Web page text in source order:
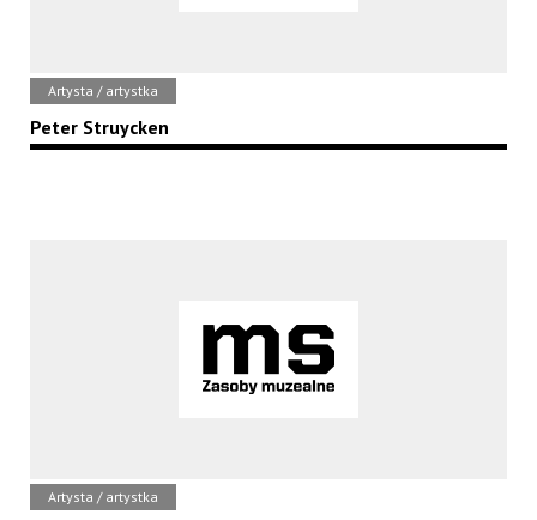
Artysta / artystka
Peter Struycken
Artysta / artystka